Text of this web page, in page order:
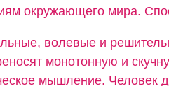
окружающего мира.
волевые и
монотонную и
мышление. Человек